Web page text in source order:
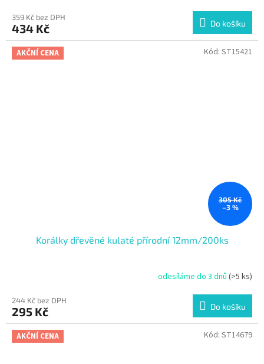
359 Kč bez DPH
434 Kč Do košíku
AKČNÍ CENA
305 Kč
–3 %
Korálky dřevěné kulaté přírodní 12mm/200ks
odesíláme do 3 dnů (>5 ks)
244 Kč bez DPH
295 Kč Do košíku
Kód: ST15421
AKČNÍ CENA Kód: ST14679